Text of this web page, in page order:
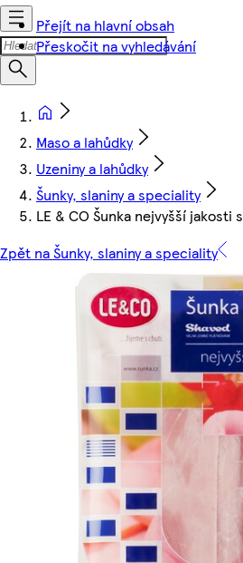
Přejít na hlavní obsah
Přeskočit na vyhledávání
Maso a lahůdky
Uzeniny a lahůdky
Šunky, slaniny a speciality
LE & CO Šunka nejvyšší jakosti
Zpět na Šunky, slaniny a speciality